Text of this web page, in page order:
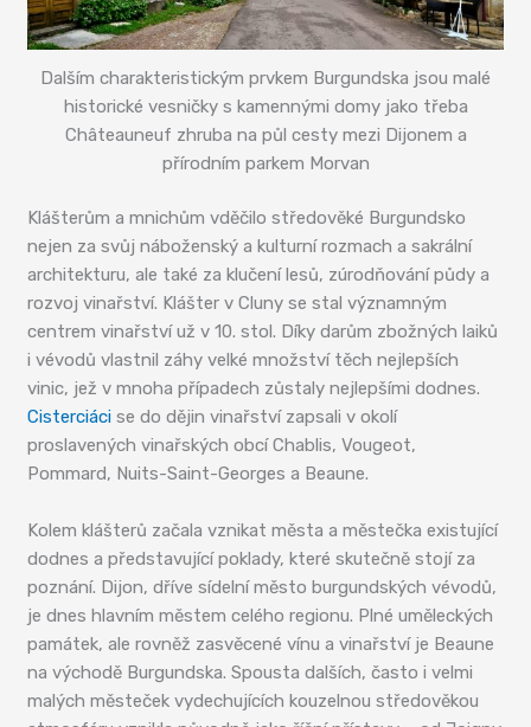
Dalším charakteristickým prvkem Burgundska jsou malé
historické vesničky s kamennými domy jako třeba
Châteauneuf zhruba na půl cesty mezi Dijonem a
přírodním parkem Morvan
Klášterům a mnichům vděčilo středověké Burgundsko
nejen za svůj náboženský a kulturní rozmach a sakrální
architekturu, ale také za klučení lesů, zúrodňování půdy a
rozvoj vinařství. Klášter v Cluny se stal významným
centrem vinařství už v 10. stol. Díky darům zbožných laiků
i vévodů vlastnil záhy velké množství těch nejlepších
vinic, jež v mnoha případech zůstaly nejlepšími dodnes.
Cisterciáci se do dějin vinařství zapsali v okolí
proslavených vinařských obcí Chablis, Vougeot,
Pommard, Nuits-Saint-Georges a Beaune.
Kolem klášterů začala vznikat města a městečka existující
dodnes a představující poklady, které skutečně stojí za
poznání. Dijon, dříve sídelní město burgundských vévodů,
je dnes hlavním městem celého regionu. Plné uměleckých
památek, ale rovněž zasvěcené vínu a vinařství je Beaune
na východě Burgundska. Spousta dalších, často i velmi
malých městeček vydechujících kouzelnou středověkou